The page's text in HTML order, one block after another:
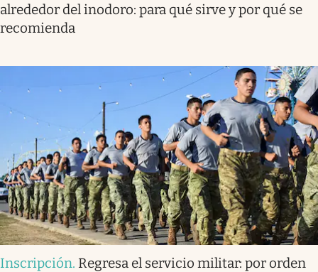
alrededor del inodoro: para qué sirve y por qué se
recomienda
Inscripción. Regresa el servicio militar: por orden